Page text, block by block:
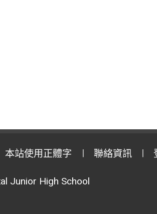
本站使用正體字 聯絡資訊
Junior High School